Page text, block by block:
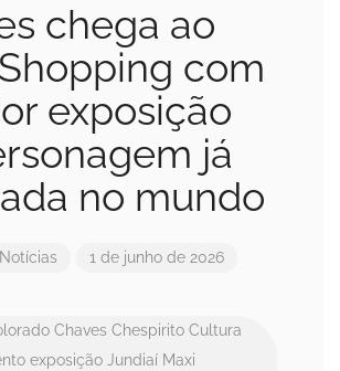
chega ao
com
exposição
já
no mundo
1 de junho de 2026
Chaves Chespirito Cultura
exposição Jundiaí Maxi